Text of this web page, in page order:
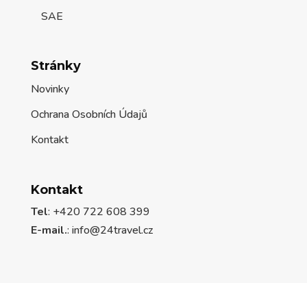
SAE
Stránky
Novinky
Ochrana Osobních Údajů
Kontakt
Kontakt
Tel: +420 722 608 399
E-mail.: info@24travel.cz